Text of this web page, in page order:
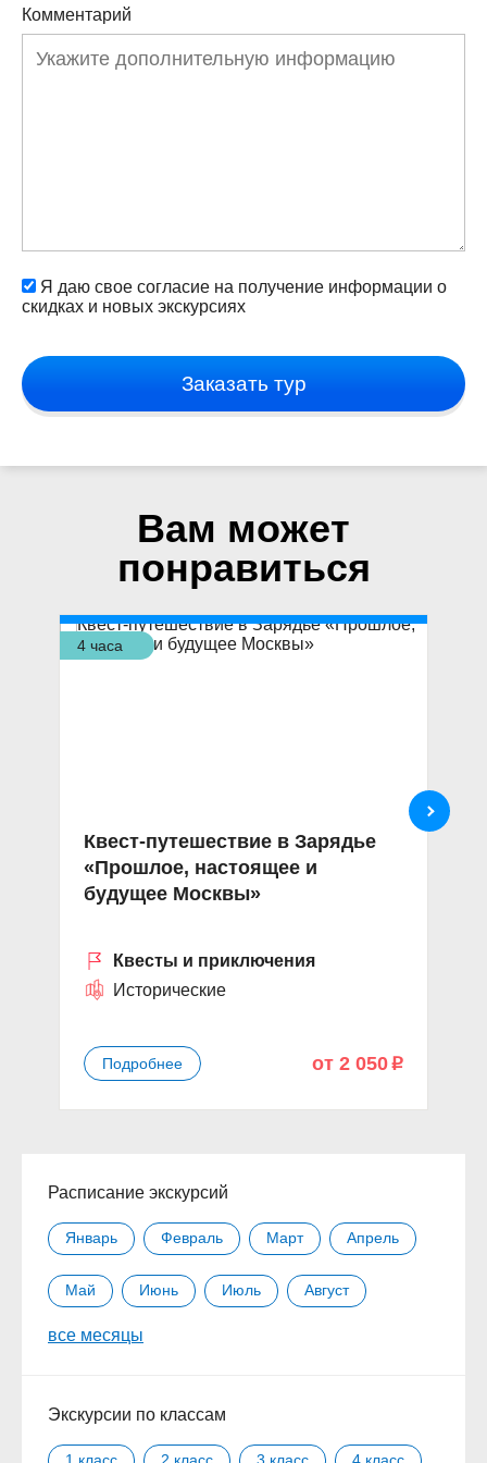
Комментарий
Я даю свое согласие на получение информации о
скидках и новых экскурсиях
Заказать тур
Вам может
понравиться
4 часа
Квест-путешествие в Зарядье
«Прошлое, настоящее и
будущее Москвы»
Квесты и приключения
Исторические
Подробнее от 2 050 p
Расписание экскурсий
Январь Февраль Март Апрель
Май Июнь Июль Август
Сентябрь
все месяцы
Экскурсии по классам